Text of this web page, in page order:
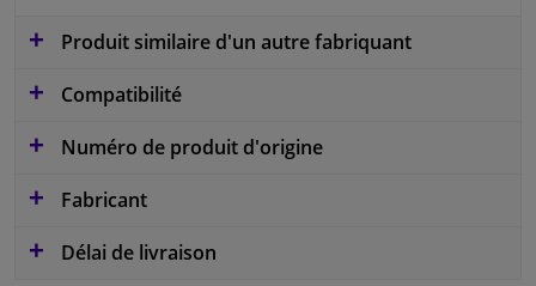
Produit similaire d'un autre fabriquant
Compatibilité
Numéro de produit d'origine
Fabricant
Délai de livraison